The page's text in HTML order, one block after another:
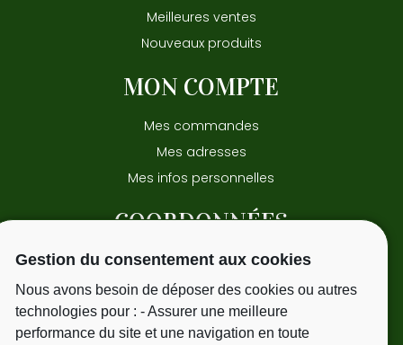
Meilleures ventes
Nouveaux produits
MON COMPTE
Mes commandes
Mes adresses
Mes infos personnelles
COORDONNÉES
15 avenue Pasteur
31220 - Cazeres
Tél.
06 09 51 25 41
Gestion du consentement aux cookies
Nous avons besoin de déposer des cookies ou autres
technologies pour : - Assurer une meilleure
performance du site et une navigation en toute